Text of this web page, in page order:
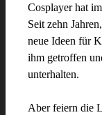
Cosplayer hat
Seit zehn
neue Ideen für
ihm getroffen
unterhalten.
Aber feiern die